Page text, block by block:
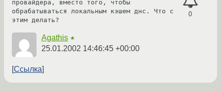
0
провайдера, вместо того, чтобы
обрабатываться локальным кэшем днс. Что с
этим делать?
Agathis ★
25.01.2002 14:46:45 +00:00
Ссылка